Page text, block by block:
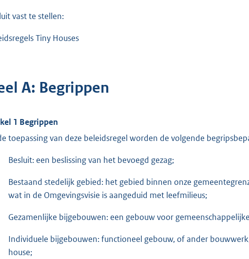
vast te stellen:
Tiny Houses
A: Begrippen
1 Begrippen
toepassing van deze beleidsregel worden de volgende
Besluit: een beslissing van het bevoegd gezag;
Bestaand stedelijk gebied: het gebied binnen onze
wat in de Omgevingsvisie is aangeduid met leefmilieus;
Gezamenlijke bijgebouwen: een gebouw voor
Individuele bijgebouwen: functioneel gebouw, of ander
house;